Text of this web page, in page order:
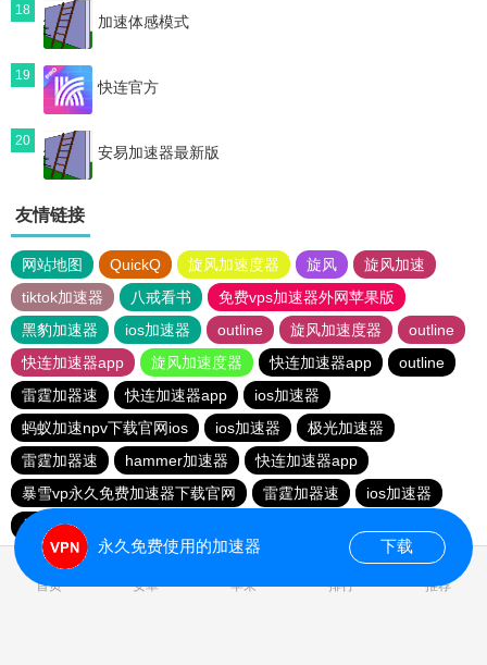
18
加速体感模式
19
快连官方
20
安易加速器最新版
友情链接
网站地图 QuickQ 旋风加速度器 旋风
旋风加速
tiktok加速器
八戒看书
免费vps加速器外网苹果版
黑豹加速器
ios加速器 outline 旋风加速度器
outline
快连加速器app
旋风加速度器 快连加速器app
outline
雷霆加器速
快连加速器app
ios加速器
蚂蚁加速npv下载官网ios
ios加速器
极光加速器
雷霆加器速
hammer加速器
快连加速器app
暴雪vp永久免费加速器下载官网
雷霆加器速
ios加速器
暴雪vp永久免费加速器下载官网
首页 安卓 苹果 排行 推荐
永久免费使用的加速器 下载
0.018435s